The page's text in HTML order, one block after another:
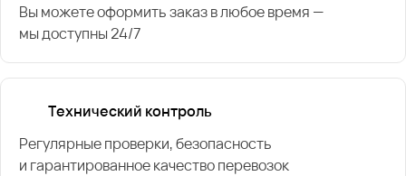
Вы можете оформить заказ в любое время —
мы доступны 24/7
Технический контроль
Регулярные проверки, безопасность
и гарантированное качество перевозок